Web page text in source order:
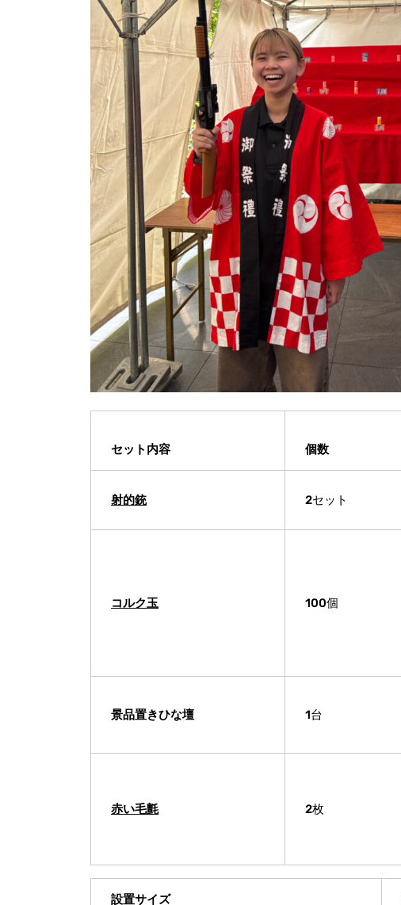
セット内容 個数
射的銃 2セット
コルク玉 100個
景品置きひな壇 1台
赤い毛氈 2枚
設置サイズ